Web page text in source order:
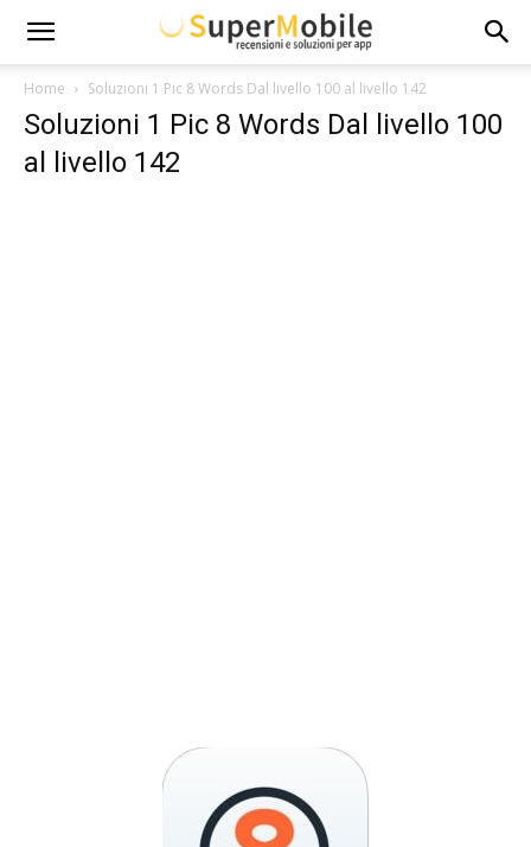
Super
Mobile
Home Soluzioni 1 Pic 8 Words Dal livello 100 al livello 142
Soluzioni 1 Pic 8 Words Dal livello 100
al livello 142